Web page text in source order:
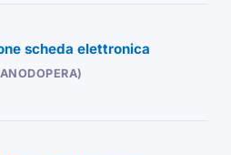
scheda elettronica